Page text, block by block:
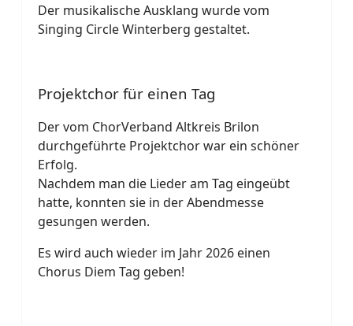
Der musikalische Ausklang wurde vom
Singing Circle Winterberg gestaltet.
Projektchor für einen Tag
Der vom ChorVerband Altkreis Brilon
durchgeführte Projektchor war ein schöner
Erfolg.
Nachdem man die Lieder am Tag eingeübt
hatte, konnten sie in der Abendmesse
gesungen werden.
Es wird auch wieder im Jahr 2026 einen
Chorus Diem Tag geben!